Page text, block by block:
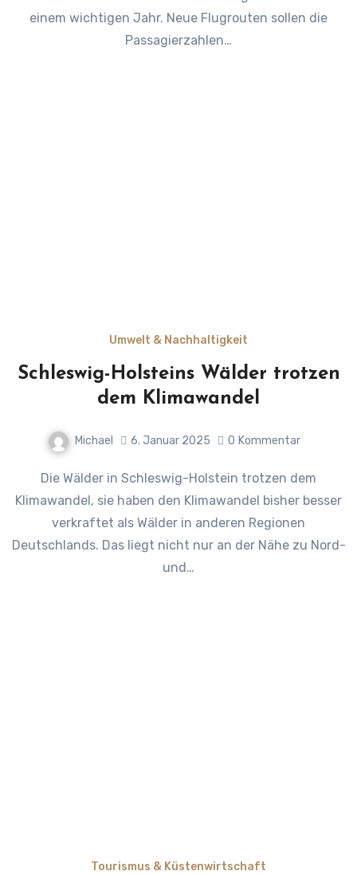
einem wichtigen Jahr. Neue Flugrouten sollen die
Passagierzahlen…
Umwelt & Nachhaltigkeit
Schleswig-Holsteins Wälder trotzen
dem Klimawandel
Michael 6. Januar 2025 0 Kommentar
Die Wälder in Schleswig-Holstein trotzen dem
Klimawandel, sie haben den Klimawandel bisher besser
verkraftet als Wälder in anderen Regionen
Deutschlands. Das liegt nicht nur an der Nähe zu Nord-
und…
Tourismus & Küstenwirtschaft